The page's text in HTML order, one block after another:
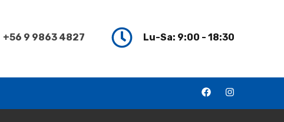
+56 9 9863 4827 Lu-Sa: 9:00 - 18:30